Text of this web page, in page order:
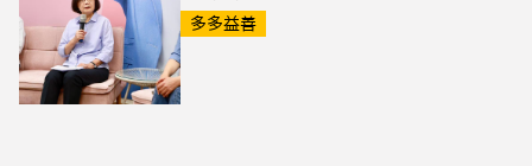
多多益善